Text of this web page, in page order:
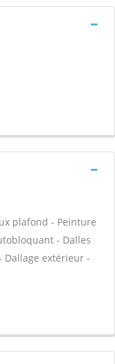
plafond - Peinture
- Dalles
Dallage extérieur -